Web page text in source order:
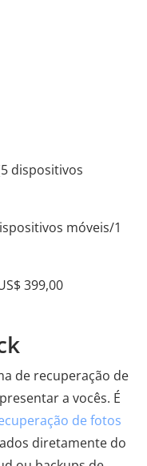
dispositivos
móveis/1
399,00
de recuperação de
a vocês. É
de fotos
diretamente do